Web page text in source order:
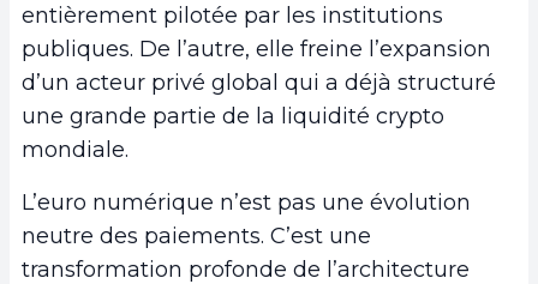
entièrement pilotée par les institutions
publiques. De l’autre, elle freine l’expansion
d’un acteur privé global qui a déjà structuré
une grande partie de la liquidité crypto
mondiale.
L’euro numérique n’est pas une évolution
neutre des paiements. C’est une
transformation profonde de l’architecture